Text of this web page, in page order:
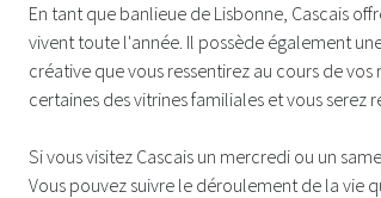
En tant que banlieue de Lisbonne, Cascais
vivent toute l'année. Il possède également
créative que vous ressentirez au cours de
certaines des vitrines familiales et vous serez
Si vous visitez Cascais un mercredi ou un
Vous pouvez suivre le déroulement de la vie